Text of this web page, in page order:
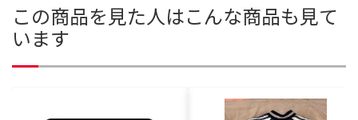
この商品を見た人はこんな商品も見て
います